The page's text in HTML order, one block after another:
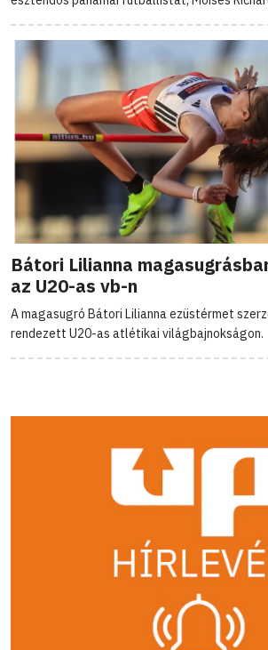
Bátori Lilianna
az U20-as vb-n
A magasugró Bátori Lilianna ezüstérmet
rendezett U20-as atlétikai világbajnokságon.